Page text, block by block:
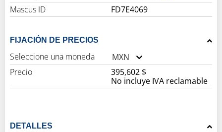
Mascus ID
FD7E4069
FIJACIÓN DE PRECIOS
Seleccione una moneda
MXN
Precio
395,602 $
No incluye IVA reclamable
DETALLES